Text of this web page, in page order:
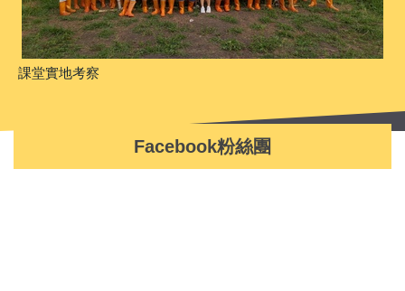
課堂實地考察
Facebook粉絲團